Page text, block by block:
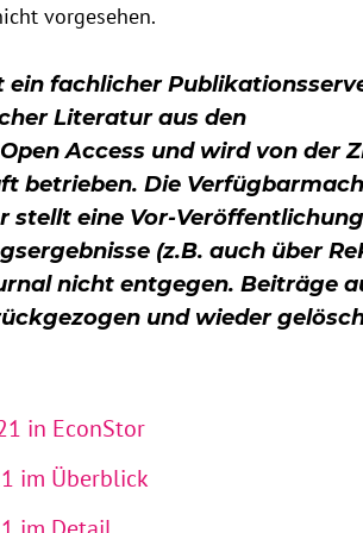
vorgesehen.
ein fachlicher
Literatur aus den
Access und wird von der
betrieben. Die
stellt eine Vor-
(z.B. auch über
nicht entgegen. Beiträge
und wieder
in EconStor
im Überblick